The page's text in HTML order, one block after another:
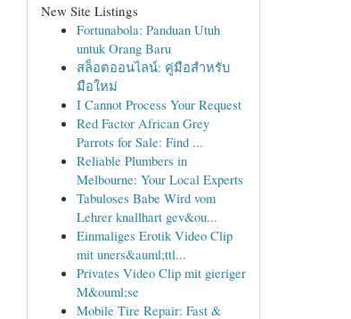
New Site Listings
Fortunabola: Panduan Utuh
untuk Orang Baru
สล็อตออนไลน์: คู่มือสำหรับ
มือใหม่
I Cannot Process Your Request
Red Factor African Grey
Parrots for Sale: Find ...
Reliable Plumbers in
Melbourne: Your Local Experts
Tabuloses Babe Wird vom
Lehrer knallhart gev&ou...
Einmaliges Erotik Video Clip
mit uners&auml;ttl...
Privates Video Clip mit gieriger
M&ouml;se
Mobile Tire Repair: Fast &